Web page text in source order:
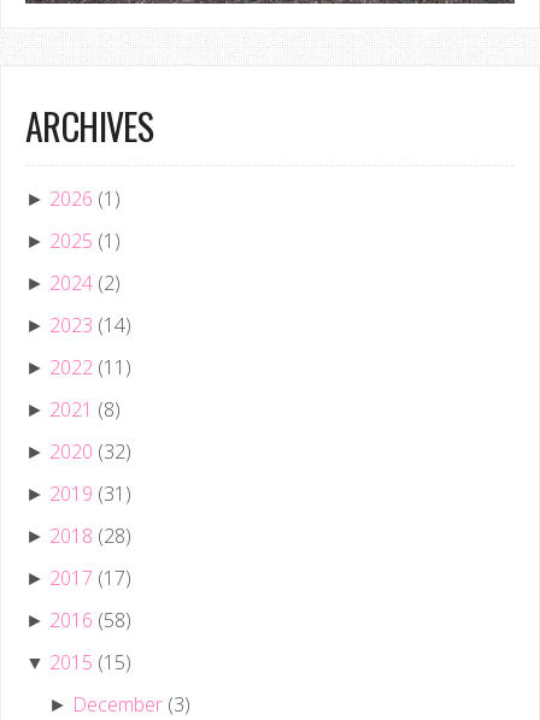
ARCHIVES
► 2026 (1)
► 2025 (1)
► 2024 (2)
► 2023 (14)
► 2022 (11)
► 2021 (8)
► 2020 (32)
► 2019 (31)
► 2018 (28)
► 2017 (17)
► 2016 (58)
▼ 2015 (15)
► December (3)